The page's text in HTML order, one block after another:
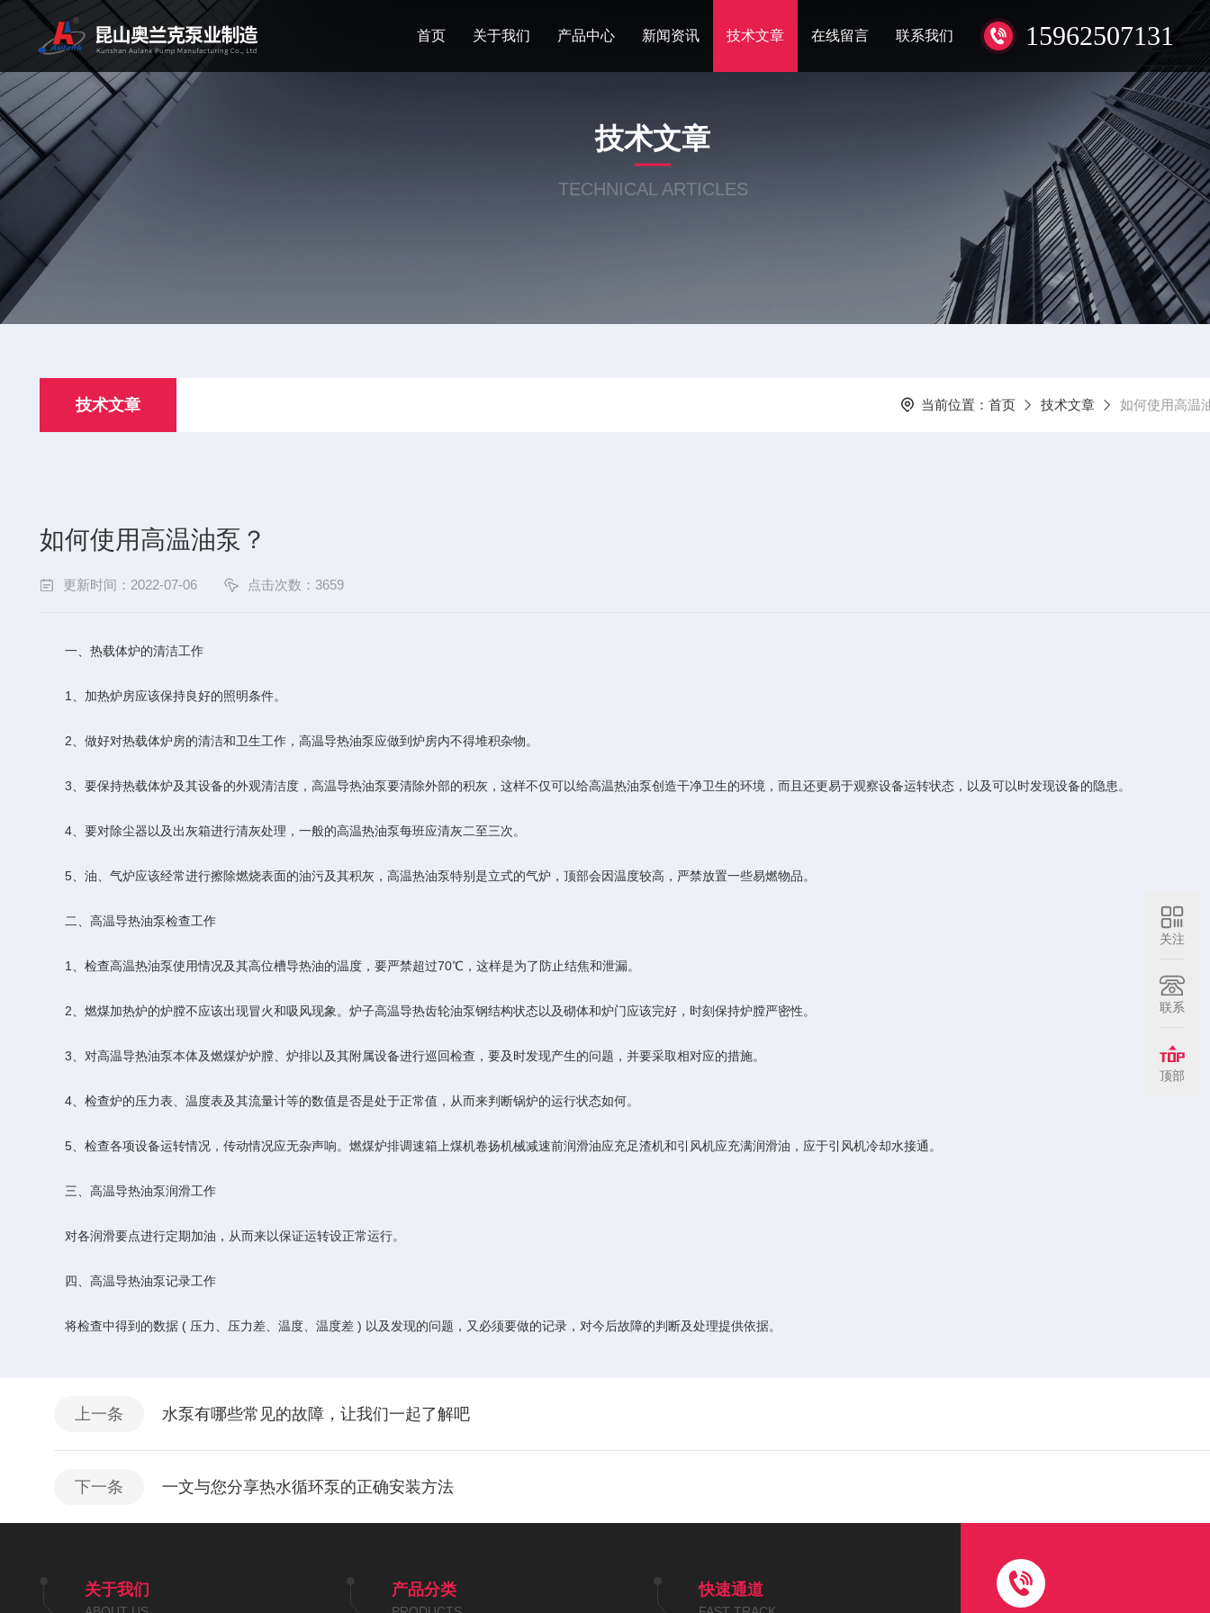
15962507131
首页 关于我们 产品中心 新闻资讯 技术文章 在线留言 联系我们
技术文章
TECHNICAL ARTICLES
技术文章 当前位置： 首页 技术文章 如何使用高温
如何使用高温油泵？
更新时间：2022-07-06 点击次数：3659
一、热载体炉的清洁工作
1、加热炉房应该保持良好的照明条件。
2、做好对热载体炉房的清洁和卫生工作，高温导热油泵应做到炉房内不得堆积杂物。
3、要保持热载体炉及其设备的外观清洁度，高温导热油泵要清除外部的积灰，这样不仅可以给高温热油泵创造干净卫生的环境，而且还更易于观察设备运转状态，以及可以时发现设备的隐患。
4、要对除尘器以及出灰箱进行清灰处理，一般的高温热油泵每班应清灰二至三次。
5、油、气炉应该经常进行擦除燃烧表面的油污及其积灰，高温热油泵特别是立式的气炉，顶部会因温度较高，严禁放置一些易燃物品。
二、高温导热油泵检查工作
1、检查高温热油泵使用情况及其高位槽导热油的温度，要严禁超过70℃，这样是为了防止结焦和泄漏。
2、燃煤加热炉的炉膛不应该出现冒火和吸风现象。炉子高温导热齿轮油泵钢结构状态以及砌体和炉门应该完好，时刻保持炉膛严密性。
3、对高温导热油泵本体及燃煤炉炉膛、炉排以及其附属设备进行巡回检查，要及时发现产生的问题，并要采取相对应的措施。
4、检查炉的压力表、温度表及其流量计等的数值是否是处于正常值，从而来判断锅炉的运行状态如何。
5、检查各项设备运转情况，传动情况应无杂声响。燃煤炉排调速箱上煤机卷扬机械减速前润滑油应充足渣机和引风机应充满润滑油，应于引风机冷却水接通。
三、高温导热油泵润滑工作
对各润滑要点进行定期加油，从而来以保证运转设正常运行。
四、高温导热油泵记录工作
将检查中得到的数据 ( 压力、压力差、温度、温度差 ) 以及发现的问题，又必须要做的记录，对今后故障的判断及处理提供依据。
上一条 水泵有哪些常见的故障，让我们一起了解吧
下一条 一文与您分享热水循环泵的正确安装方法
关于我们 产品分类 快速通道
关注
联系
顶部